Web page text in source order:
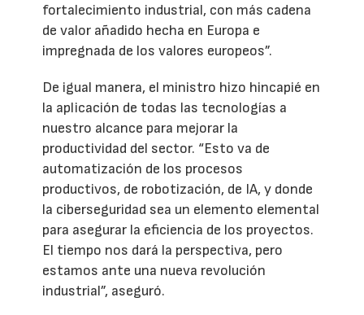
fortalecimiento industrial, con más cadena
de valor añadido hecha en Europa e
impregnada de los valores europeos”.
De igual manera, el ministro hizo hincapié en
la aplicación de todas las tecnologías a
nuestro alcance para mejorar la
productividad del sector. “Esto va de
automatización de los procesos
productivos, de robotización, de IA, y donde
la ciberseguridad sea un elemento elemental
para asegurar la eficiencia de los proyectos.
El tiempo nos dará la perspectiva, pero
estamos ante una nueva revolución
industrial”, aseguró.